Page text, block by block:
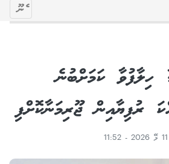
މެނޫ
ކަމަށްބުނެ
ރުފިޔާއިން ޖޫރިމަނާކޮށްފި